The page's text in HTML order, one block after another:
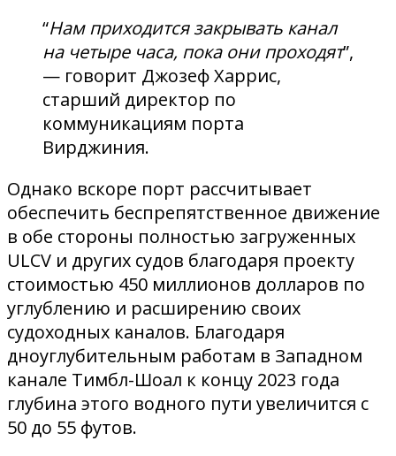
“Нам приходится закрывать канал
на четыре часа, пока они проходят”,
— говорит Джозеф Харрис,
старший директор по
коммуникациям порта
Вирджиния.
Однако вскоре порт рассчитывает
обеспечить беспрепятственное движение
в обе стороны полностью загруженных
ULCV и других судов благодаря проекту
стоимостью 450 миллионов долларов по
углублению и расширению своих
судоходных каналов. Благодаря
дноуглубительным работам в Западном
канале Тимбл-Шоал к концу 2023 года
глубина этого водного пути увеличится с
50 до 55 футов.